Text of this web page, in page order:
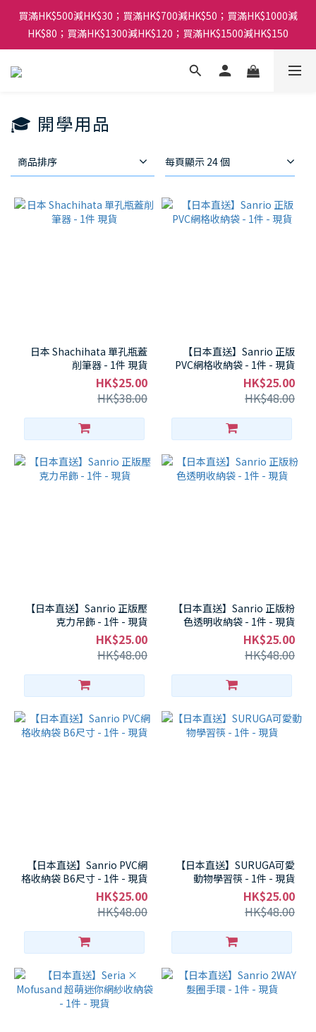
買滿HK$500減HK$30；買滿HK$700減HK$50；買滿HK$1000減
HK$80；買滿HK$1300減HK$120；買滿HK$1500減HK$150
🎓 開學用品
商品排序 每頁顯示 24 個
日本 Shachihata 單孔瓶蓋
削筆器 - 1件 現貨
HK$25.00
HK$38.00
【日本直送】Sanrio 正版
PVC網格收納袋 - 1件 - 現貨
HK$25.00
HK$48.00
【日本直送】Sanrio 正版壓
克力吊飾 - 1件 - 現貨
HK$25.00
HK$48.00
【日本直送】Sanrio 正版粉
色透明收納袋 - 1件 - 現貨
HK$25.00
HK$48.00
【日本直送】Sanrio PVC網
格收納袋 B6尺寸 - 1件 - 現貨
HK$25.00
HK$48.00
【日本直送】SURUGA可愛
動物學習筷 - 1件 - 現貨
HK$25.00
HK$48.00